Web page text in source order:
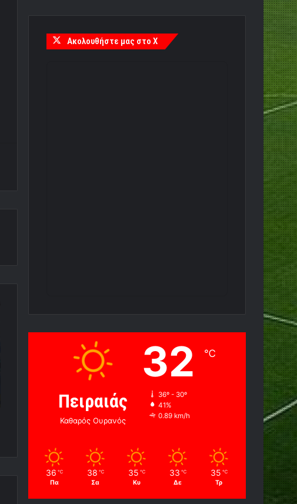
Ακολουθήστε μας στο X
Πειραιάς
Καθαρός Ουρανός
32 ℃
36º - 30º
41%
0.89 km/h
36 ℃
Πα
38 ℃
Σα
35 ℃
Κυ
33 ℃
Δε
35 ℃
Τρ